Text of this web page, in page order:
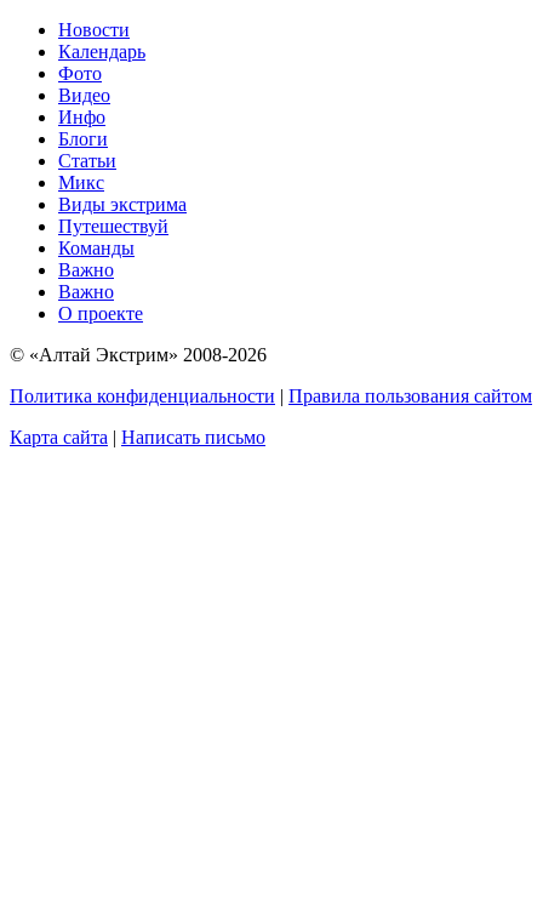
Новости
Календарь
Фото
Видео
Инфо
Блоги
Статьи
Микс
Виды экстрима
Путешествуй
Команды
Важно
Важно
О проекте
© «Алтай Экстрим» 2008-2026
Политика конфиденциальности | Правила пользования сайтом
Карта сайта | Написать письмо